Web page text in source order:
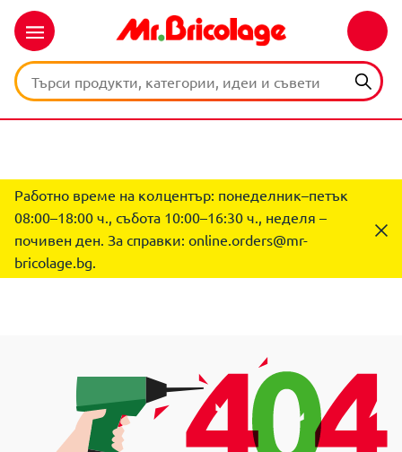
Работно време на колцентър: понеделник–петък
08:00–18:00 ч., събота 10:00–16:30 ч., неделя –
почивен ден. За справки: online.orders@mr-
bricolage.bg.